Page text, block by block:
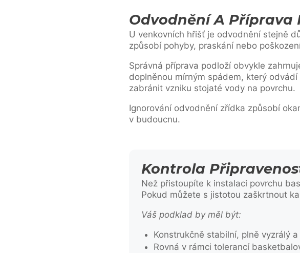
Odvodnění A Příprava
U venkovních hřišť je odvodnění stejně
způsobí pohyby, praskání nebo
Správná příprava podloží obvykle
doplněnou mírným spádem, který
zabránit vzniku stojaté vody na povrchu.
Ignorování odvodnění zřídka způsobí
v budoucnu.
Kontrola
Než přistoupíte k instalaci povrchu
Pokud můžete s jistotou zaškrtnout
Váš podklad by měl být:
Konstrukčně stabilní, plně vyzrálý
Rovná v rámci tolerancí